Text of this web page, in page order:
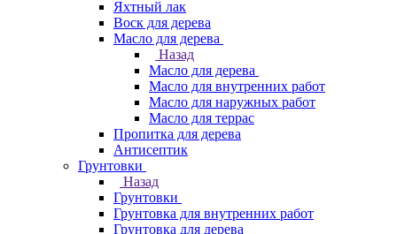
Яхтный лак
Воск для дерева
Масло для дерева
Назад
Масло для дерева
Масло для внутренних работ
Масло для наружных работ
Масло для террас
Пропитка для дерева
Антисептик
Грунтовки
Назад
Грунтовки
Грунтовка для внутренних работ
Грунтовка для дерева